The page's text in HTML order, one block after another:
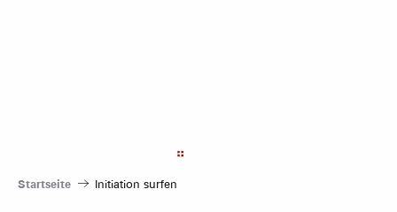
Startseite Initiation surfen